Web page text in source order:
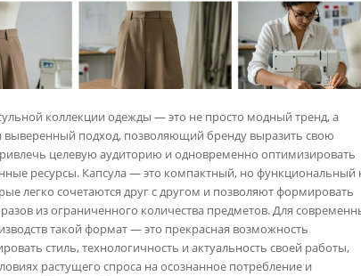
коллекции одежды — это не просто модный тренд, а
выверенный подход, позволяющий бренду выразить свою
целевую аудиторию и одновременно оптимизировать
ресурсы. Капсула — это компактный, но функциональный
легко сочетаются друг с другом и позволяют формировать
из ограниченного количества предметов. Для
такой формат — это прекрасная возможность
стиль, технологичность и актуальность своей работы,
растущего спроса на осознанное потребление и